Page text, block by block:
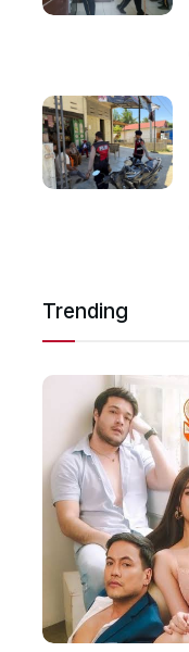
Trending